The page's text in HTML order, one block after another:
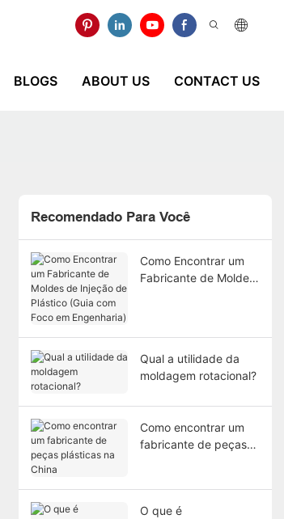
BLOGS ABOUT US CONTACT US
Recomendado Para Você
Como Encontrar um
Fabricante de Moldes
Qual a utilidade da
moldagem rotacional?
Como encontrar um
fabricante de peças
O que é